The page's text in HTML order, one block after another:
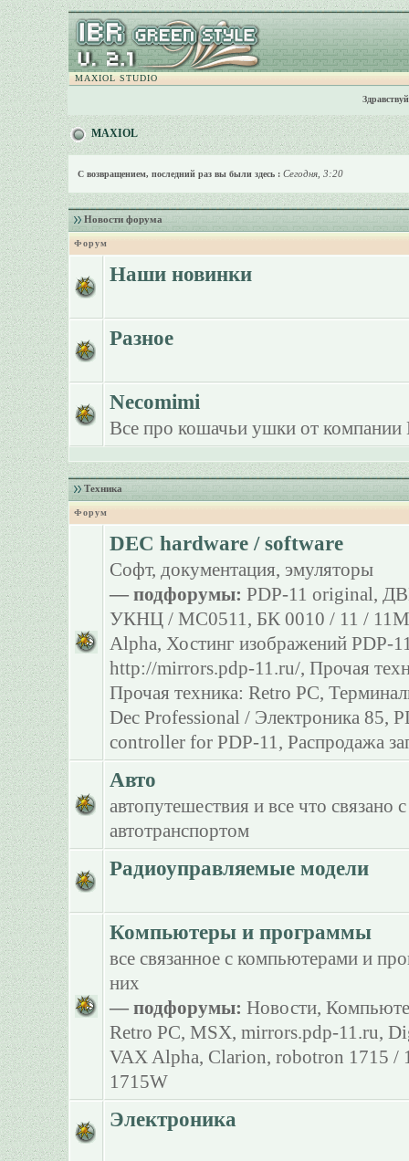
MAXIOL STUDIO
MAXIOL
С возвращением, последний раз вы были здесь : Сегодня, 3:20
Новости форума
Форум
Наши новинки
Разное
Necomimi
Все про кошачьи ушки от компании
Техника
Форум
DEC hardware / software
Софт, документация, эмуляторы
— подфорумы: PDP-11 original ,
УКНЦ / МС0511 , БК 0010 / 11 / 11M
Alpha, Хостинг изображений PDP-
http://mirrors.pdp-11.ru/, Прочая
Прочая техника: Retro PC,
Dec Professional / Электроника 85,
controller for PDP-11 , Распродажа
Авто
автопутешествия и все что связано с
автотранспортом
Радиоуправляемые модели
Компьютеры и программы
все связанное с компьютерами и
них
— подфорумы: Новости,
Retro PC, MSX, mirrors.pdp-11.ru,
VAX Alpha, Clarion, robotron 1715 /
1715W
Электроника